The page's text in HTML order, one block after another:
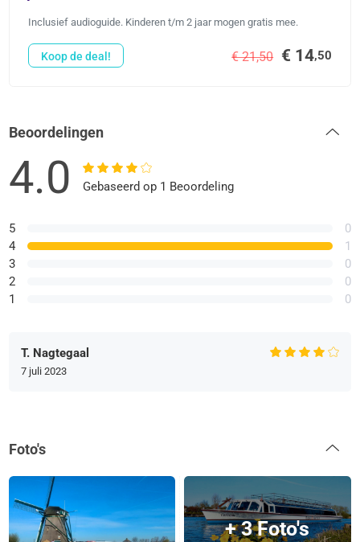
Inclusief audioguide. Kinderen t/m 2 jaar mogen gratis mee.
€ 21,50 € 14,50
Koop de deal!
Beoordelingen
4.0 Gebaseerd op 1 Beoordeling
5
4
3
2
1
0
1
0
0
0
T. Nagtegaal
7 juli 2023
Foto's
+ 3 Foto's